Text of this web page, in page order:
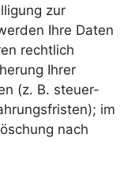
zur
Ihre Daten
rechtlich
Ihrer
(z. B. steuer-
im
nach